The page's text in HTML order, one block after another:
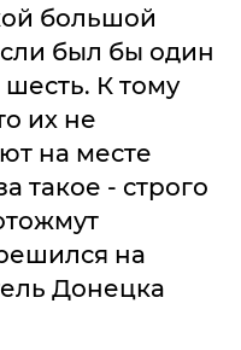
большой
был бы один
К тому
их не
на месте
такое - строго
на
Донецка